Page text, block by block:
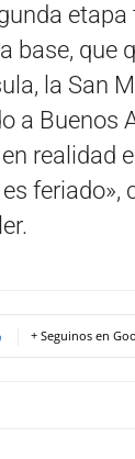
base, que
la San
a Buenos
realidad
feriado»,
+ Seguinos en